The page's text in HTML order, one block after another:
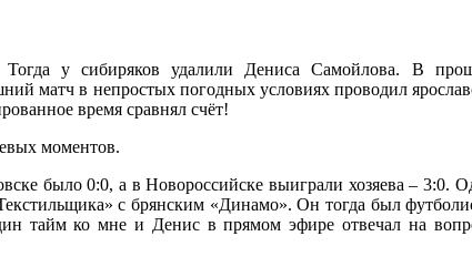
у сибиряков удалили Дениса Самойлова. В
матч в непростых погодных условиях проводил
время сравнял счёт!
моментов.
было 0:0, а в Новороссийске выиграли хозяева – 3:0.
с брянским «Динамо». Он тогда был
тайм ко мне и Денис в прямом эфире отвечал на